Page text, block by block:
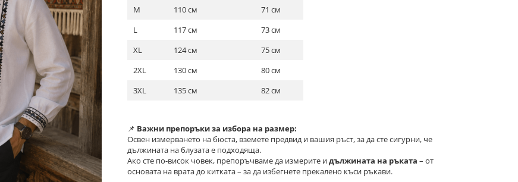
M
110 см
71 см
L
117 см
73 см
XL
124 см
75 см
2XL
130 см
80 см
3XL
135 см 82 см
📌 Важни препоръки за избора на размер:
Освен измерването на бюста, вземете предвид и вашия ръст, за да сте сигурни, че
дължината на блузата е подходяща.
Ако сте по-висок човек, препоръчваме да измерите идължината на ръката – от
основата на врата до китката – за да избегнете прекалено къси ръкави.